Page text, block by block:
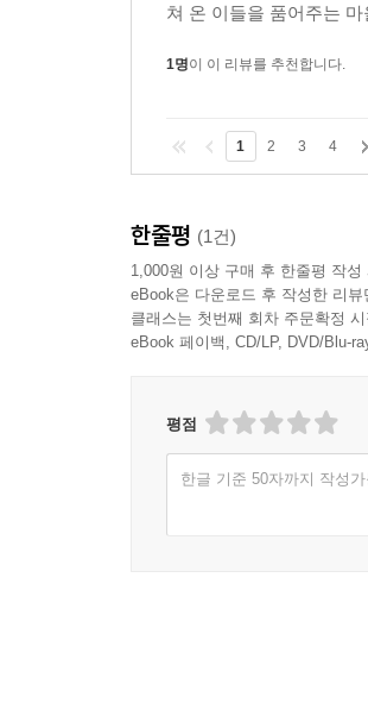
쳐 온 이들을 품어주는
1명이 이 리뷰를 추천합니다.
1 2 3 4
한줄평 (1건)
1,000원 이상 구매 후 한줄평 작성
eBook은 다운로드 후 작성한 리
클래스는 첫번째 회차 주문확정
eBook 페이백, CD/LP, DVD/Blu-
평점
한글 기준 50자까지 작성가